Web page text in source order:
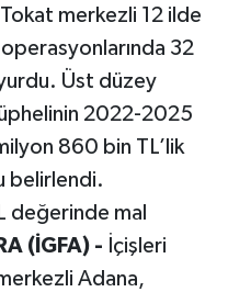
Tokat merkezli 12 ilde
operasyonlarında 32
Üst düzey
2022-2025
860 bin TL’lik
belirlendi.
değerinde mal
(İGFA) - İçişleri
Adana,